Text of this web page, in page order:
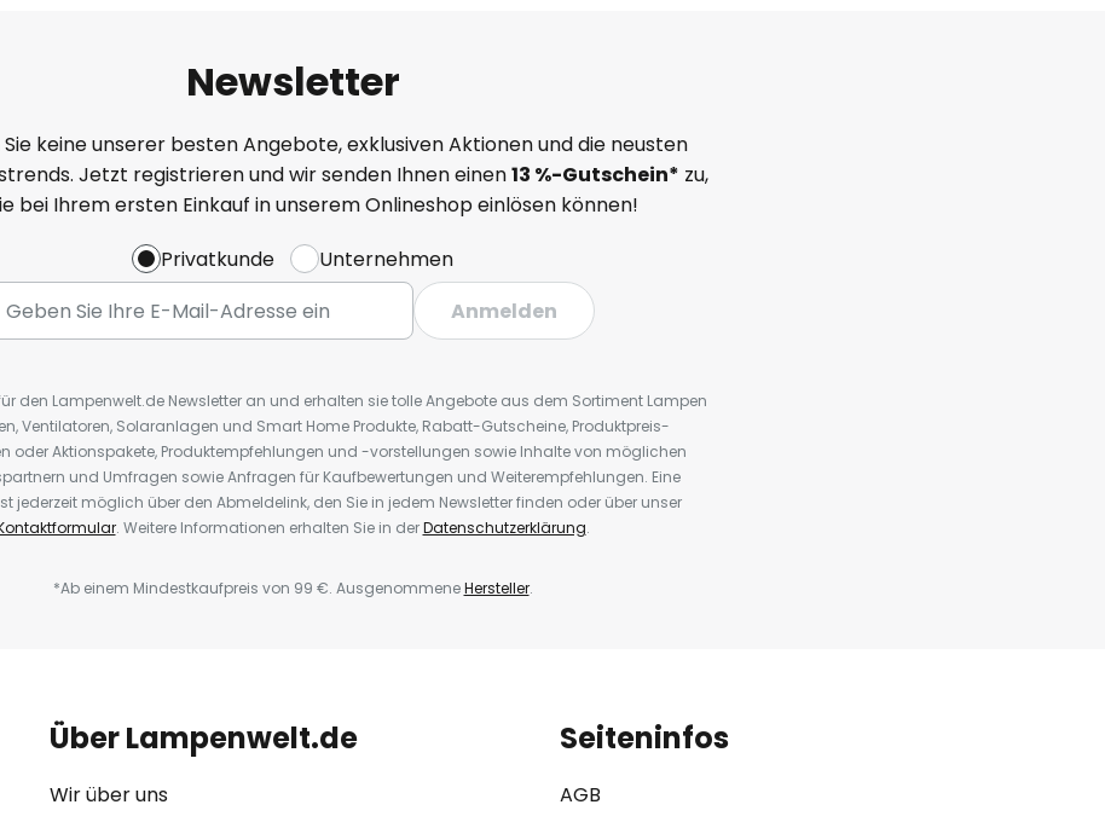
Newsletter
keine unserer besten Angebote, exklusiven Aktionen und die neusten
Jetzt registrieren und wir senden Ihnen einen13 %-Gutschein* zu,
bei Ihrem ersten Einkauf in unserem Onlineshop einlösen können!
Privatkunde
Unternehmen
Anmelden
den Lampenwelt.de Newsletter an und erhalten sie tolle Angebote aus dem Sortiment Lampen
Ventilatoren, Solaranlagen und Smart Home Produkte, Rabatt-Gutscheine, Produktpreis-
oder Aktionspakete, Produktempfehlungen und -vorstellungen sowie Inhalte von möglichen
und Umfragen sowie Anfragen für Kaufbewertungen und Weiterempfehlungen. Eine
jederzeit möglich über den Abmeldelink, den Sie in jedem Newsletter finden oder über unser
. Weitere Informationen erhalten Sie in derDatenschutzerklärung.
*Ab einem Mindestkaufpreis von 99 €. AusgenommeneHersteller.
Über Lampenwelt.de
Wir über uns
Seiteninfos
AGB